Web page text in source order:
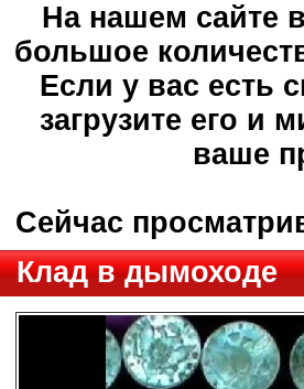
На нашем сайте
большое
Если у вас есть
загрузите его и
ваше
Сейчас
Клад в дымоходе